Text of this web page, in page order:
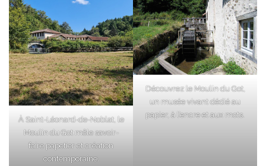
À Saint-Léonard-de-Noblat, le
Moulin du Got mêle savoir-
faire papetier et création
contemporaine.
Découvrez le Moulin du Got,
un musée vivant dédié au
papier, à l’encre et aux mots.